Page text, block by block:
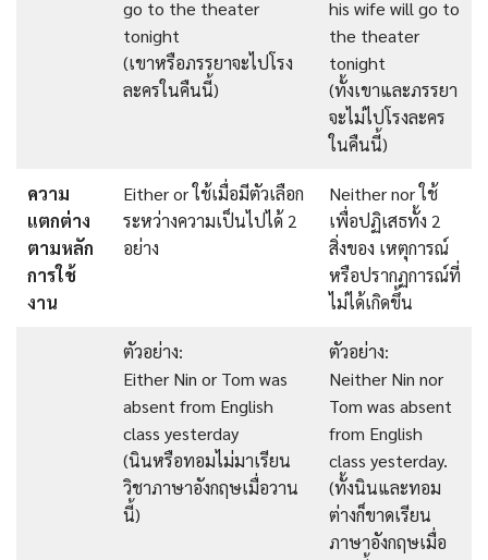
go to the theater
tonight
(เขาหรือภรรยาจะไปโรง
ละครในคืนนี้)
his wife will go to
the theater
tonight
(ทั้งเขาและภรรยา
จะไม่ไปโรงละคร
ในคืนนี้)
ความ
แตกต่าง
ตามหลัก
การใช้
งาน
Either or ใช้เมื่อมีตัวเลือก
ระหว่างความเป็นไปได้ 2
อย่าง
Neither nor ใช้
เพื่อปฏิเสธทั้ง 2
สิ่งของ เหตุการณ์
หรือปรากฏการณ์ที่
ไม่ได้เกิดขึ้น
ตัวอย่าง:
Either Nin or Tom was
absent from English
class yesterday
(นินหรือทอมไม่มาเรียน
วิชาภาษาอังกฤษเมื่อวาน
นี้)
ตัวอย่าง:
Neither Nin nor
Tom was absent
from English
class yesterday.
(ทั้งนินและทอม
ต่างก็ขาดเรียน
ภาษาอังกฤษเมื่อ